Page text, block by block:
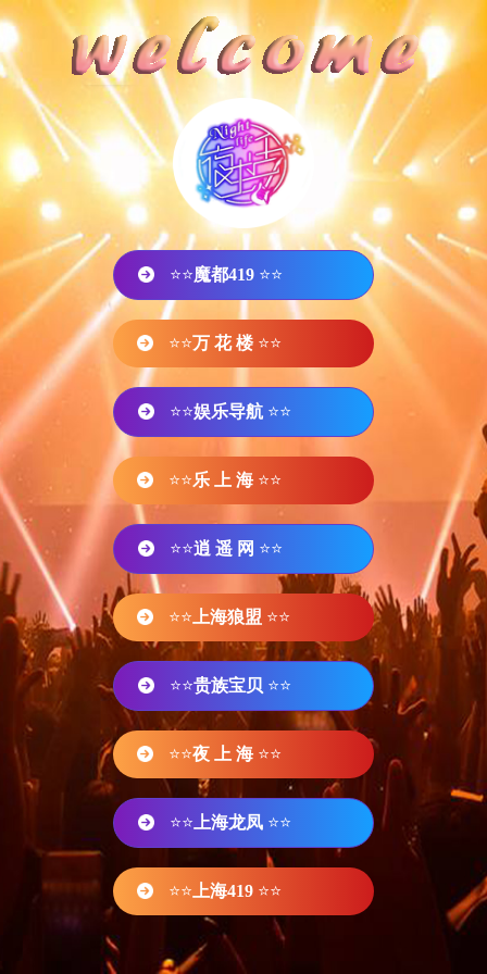
⭐⭐魔都419 ⭐⭐
⭐⭐万 花 楼 ⭐⭐
⭐⭐娱乐导航 ⭐⭐
⭐⭐乐 上 海 ⭐⭐
⭐⭐逍 遥 网 ⭐⭐
⭐⭐ 上海狼盟 ⭐⭐
⭐⭐贵族宝贝 ⭐⭐
⭐⭐夜 上 海 ⭐⭐
⭐⭐ 上海龙凤 ⭐⭐
⭐⭐ 上海419 ⭐⭐